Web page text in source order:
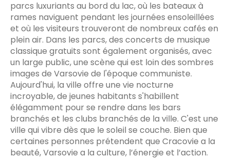
parcs luxuriants au bord du lac, où les bateaux à
rames naviguent pendant les journées ensoleillées
et où les visiteurs trouveront de nombreux cafés en
plein air. Dans les parcs, des concerts de musique
classique gratuits sont également organisés, avec
un large public, une scène qui est loin des sombres
images de Varsovie de l'époque communiste.
Aujourd'hui, la ville offre une vie nocturne
incroyable, de jeunes habitants s'habillent
élégamment pour se rendre dans les bars
branchés et les clubs branchés de la ville. C'est une
ville qui vibre dès que le soleil se couche. Bien que
certaines personnes prétendent que Cracovie a la
beauté, Varsovie a la culture, l’énergie et l’action.